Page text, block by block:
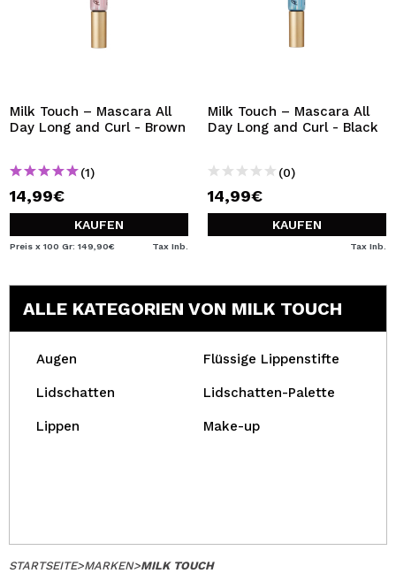
Milk Touch – Mascara All
Day Long and Curl - Brown
(1)
14,99€
KAUFEN
Preis x 100 Gr: 149,90€ Tax Inb.
Milk Touch – Mascara All
Day Long and Curl - Black
(0)
14,99€
KAUFEN
Tax Inb.
ALLE KATEGORIEN VON MILK TOUCH
Augen Flüssige Lippenstifte
Lidschatten Lidschatten-Palette
Lippen Make-up
STARTSEITE>MARKEN>MILK TOUCH